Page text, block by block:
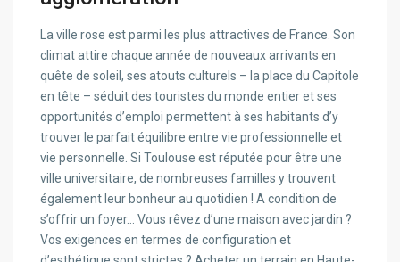
La ville rose est parmi les plus attractives de France. Son
climat attire chaque année de nouveaux arrivants en
quête de soleil, ses atouts culturels – la place du Capitole
en tête – séduit des touristes du monde entier et ses
opportunités d’emploi permettent à ses habitants d’y
trouver le parfait équilibre entre vie professionnelle et
vie personnelle. Si Toulouse est réputée pour être une
ville universitaire, de nombreuses familles y trouvent
également leur bonheur au quotidien ! A condition de
s’offrir un foyer… Vous rêvez d’une maison avec jardin ?
Vos exigences en termes de configuration et